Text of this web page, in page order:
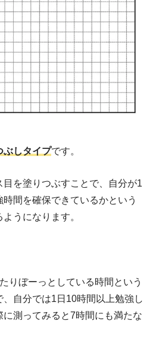
ぶしタイプです。
を塗りつぶすことで、自分が1
間を確保できているかという
うになります。
りぼーっとしている時間という
自分では1日10時間以上勉強し
測ってみると7時間にも満たな